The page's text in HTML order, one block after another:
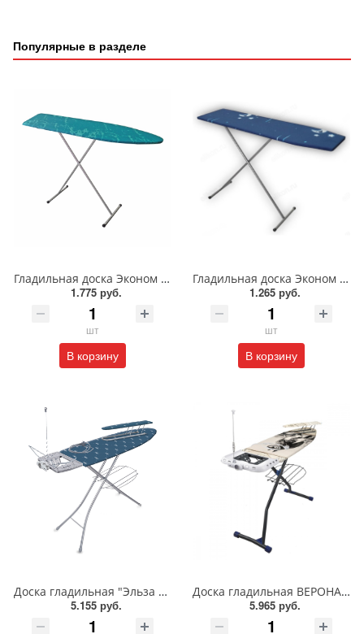
Популярные в разделе
Гладильная доска Эконом ДСП 116*30см/SA-8005
1.775 руб.
шт
В корзину
Гладильная доска Эконом ДСП 106*28см/SA-8004
1.265 руб.
шт
В корзину
Доска гладильная "Эльза де люкс"/ЭЛТ/Ника
5.155 руб.
Доска гладильная ВЕРОНА 1 тефлон/ДВ1Т/Ника
5.965 руб.